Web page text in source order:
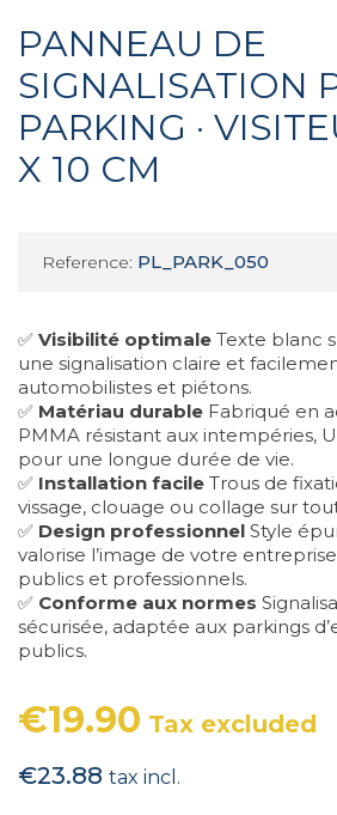
PANNEAU DE
SIGNALISATION
PARKING ·
X 10 CM
Reference: PL_PARK_050
✅ Visibilité optimale Texte blanc
une signalisation claire et
automobilistes et piétons.
✅ Matériau durable Fabriqué en
PMMA résistant aux intempéries,
pour une longue durée de vie.
✅ Installation facile Trous de
vissage, clouage ou collage sur
✅ Design professionnel Style
valorise l’image de votre
publics et professionnels.
✅ Conforme aux normes
sécurisée, adaptée aux parkings
publics.
€19.90 Tax excluded
€23.88 tax incl.